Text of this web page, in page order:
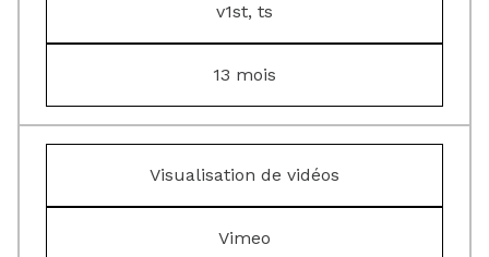
v1st, ts
13 mois
Visualisation de vidéos
Vimeo